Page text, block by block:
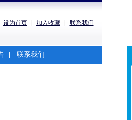
设为首页| 加入收藏| 联系我们
联系我们